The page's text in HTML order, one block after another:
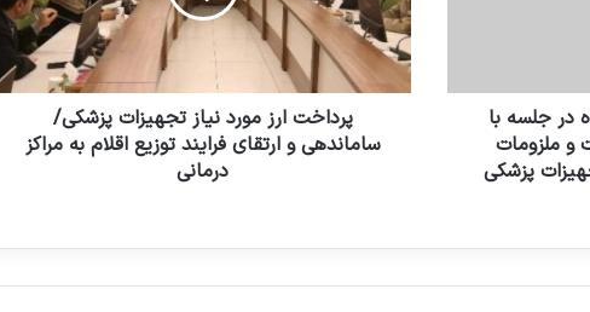
در جلسه با
و ملزومات
پزشکی
ت
ا
ر
ز
ی
ز
پرداخت ارز مورد نیاز تجهیزات پزشکی/
ساماندهی و ارتقای فرایند توزیع اقلام به مراکز
درمانی